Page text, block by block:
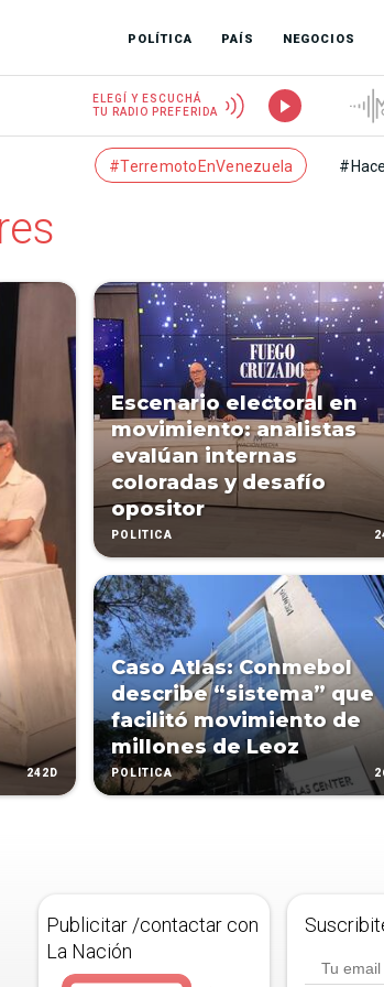
POLÍTICA PAÍS NEGOCIOS
ELEGÍ Y ESCUCHÁ
TU RADIO PREFERIDA
#TerremotoEnVenezuela
242D
Escenario electoral en
movimiento: analistas
evalúan internas
coloradas y desafío
opositor
POLÍTICA
Caso Atlas: Conmebol
describe “sistema” que
facilitó movimiento de
millones de Leoz
POLÍTICA
Publicitar /contactar con
La Nación